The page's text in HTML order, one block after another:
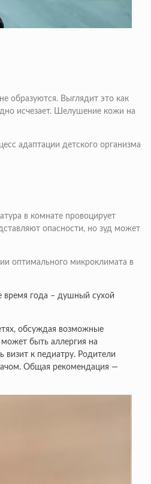
образуются. Выглядит это как
исчезает. Шелушение кожи на
адаптации детского организма
в комнате провоцирует
опасности, но зуд может
оптимального микроклимата в
время года – душный сухой
обсуждая возможные
быть аллергия на
к педиатру. Родители
Общая рекомендация —